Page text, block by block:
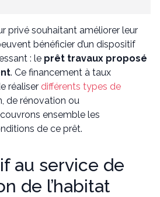
privé souhaitant améliorer leur
bénéficier d’un dispositif
: le prêt travaux proposé
. Ce financement à taux
réaliser différents types de
de rénovation ou
ensemble les
de ce prêt.
au service de
de l’habitat